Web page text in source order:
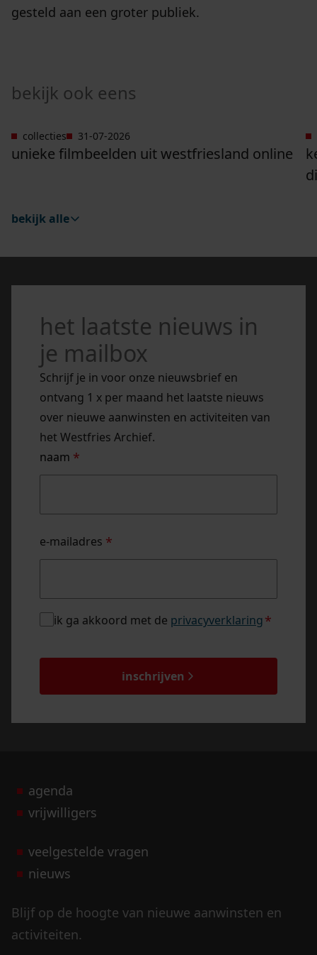
gesteld aan een groter publiek.
bekijk ook eens
collecties 31-07-2026
unieke filmbeelden uit westfriesland online
Ga naar "Unieke filmbeelden uit Westfriesland
bekijk alle
het laatste nieuws in
je mailbox
Schrijf je in voor onze nieuwsbrief en
ontvang 1 x per maand het laatste nieuws
over nieuwe aanwinsten en activiteiten van
het Westfries Archief.
naam *
e-mailadres *
privacybeleid
ik ga akkoord met de privacyverklaring*
inschrijven
agenda
vrijwilligers
veelgestelde vragen
nieuws
Blijf op de hoogte van nieuwe aanwinsten en
activiteiten.